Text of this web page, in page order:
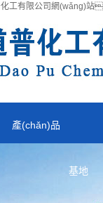
工有限公司網(wǎng)
產(chǎn)品
基地